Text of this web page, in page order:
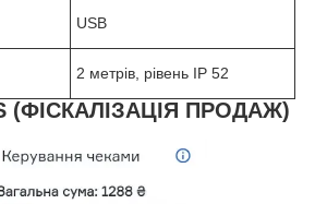
USB
2 метрів, рівень IP 52
(ФІСКАЛІЗАЦІЯ ПРОДАЖ)